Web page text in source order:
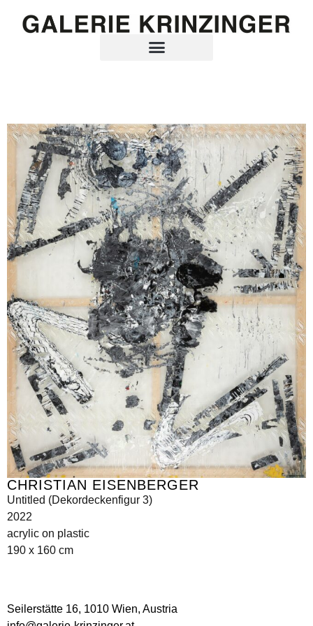
CHRISTIAN EISENBERGER
Untitled (Dekordeckenfigur 3)
2022
acrylic on plastic
190 x 160 cm
Seilerstätte 16, 1010 Wien, Austria